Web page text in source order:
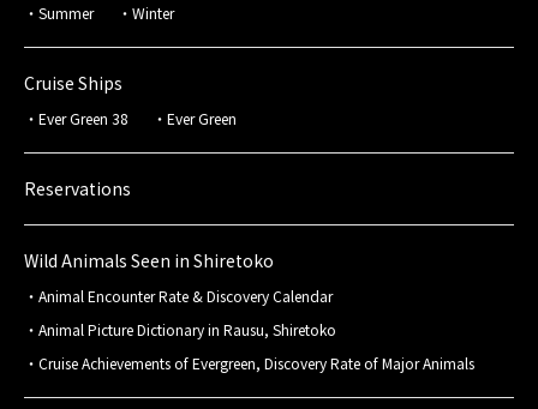
Summer Winter
Cruise Ships
Ever Green 38 Ever Green
Reservations
Wild Animals Seen in Shiretoko
Animal Encounter Rate & Discovery Calendar
Animal Picture Dictionary in Rausu, Shiretoko
Cruise Achievements of Evergreen, Discovery Rate of Major Animals